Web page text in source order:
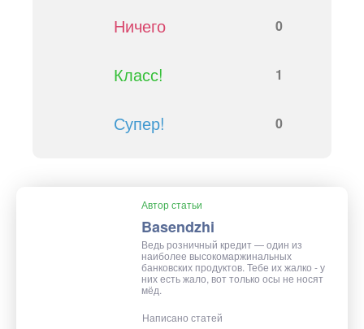
Ничего 0
Класс! 1
Супер! 0
Автор статьи
Basendzhi
Ведь розничный кредит — один из
наиболее высокомаржинальных
банковских продуктов. Тебе их жалко - у
них есть жало, вот только осы не носят
мёд.
Написано статей